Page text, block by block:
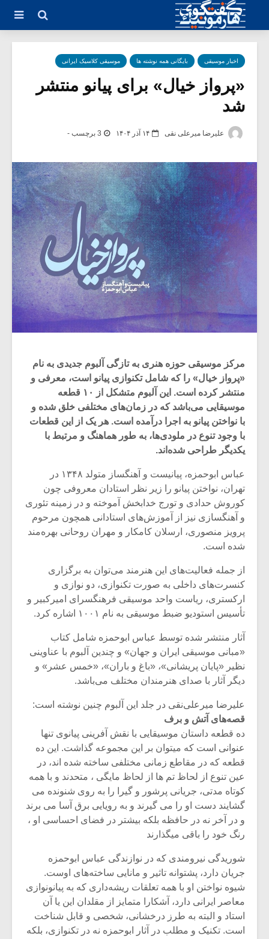
اخبار موسیقی بایگانی همه نوشته ها موسیقی کلاسیک ایرانی
«پرواز خیال» برای پیانو منتشر
شد
علیرضا میرعلی نقی ۱۴ آذر ۱۴۰۴ 3 برچسب -
مرکز موسیقی حوزه هنری به تازگی آلبوم جدیدی به نام
«پرواز خیال» را که شامل تکنوازی پیانو است، معرفی و
منتشر کرده است. این آلبوم متشکل از ۱۰ قطعه
موسیقایی می‌باشد که در زمان‌های مختلفی خلق شده و
با نواختن پیانو به اجرا درآمده است. هر یک از این قطعات
با وجود تنوع در ملودی‌ها، به طور هماهنگ و مرتبط با
یکدیگر طراحی شده‌اند.
عباس ابوحمزه، پیانیست و آهنگساز متولد ۱۳۴۸ در
تهران، نواختن پیانو را زیر نظر استادان معروفی چون
کوروش حدادی و تورج خدابخش آموخته و در زمینه تئوری
و آهنگسازی نیز از آموزش‌های استادانی همچون مرحوم
پرویز منصوری، ارسلان کامکار و مهران روحانی بهره‌مند
شده است.
از جمله فعالیت‌های این هنرمند می‌توان به برگزاری
کنسرت‌های داخلی به صورت تکنوازی، دو نوازی و
ارکستری، ریاست واحد موسیقی فرهنگسرای امیرکبیر و
تأسیس استودیو ضبط موسیقی به نام ۱۰۰۱ اشاره کرد.
آثار منتشر شده توسط عباس ابوحمزه شامل کتاب
«مبانی موسیقی ایران و جهان» و چندین آلبوم با عناوینی
نظیر «پایان پریشانی»، «باغ و باران»، «خمس عشر» و
دیگر آثار با صدای هنرمندان مختلف می‌باشد.
علیرضا میرعلی‌نقی در جلد این آلبوم چنین نوشته است:
قصه‌های آتش و برف
ده قطعه داستان موسیقایی با نقش آفرینی پیانوی تنها
عنوانی است که میتوان بر این مجموعه گذاشت. این ده
قطعه که در مقاطع زمانی مختلفی ساخته شده اند، در
عین تنوع از لحاظ تم ها از لحاظ مایگی ، متحدند و با همه
کوتاه مدتی، جریانی پرشور و گیرا را به روی شنونده می
گشایند دست او را می گیرند و به رویایی برق آسا می برند
و در آخر نه در حافظه بلکه بیشتر در فضای احساسی او ،
رنگ خود را باقی میگذارند
شوریدگی نیرومندی که در نوازندگی عباس ابوحمزه
جریان دارد، پشتوانه تاثیر و مانایی ساخته‌های اوست.
شیوه نواختن او با همه تعلقات ریشه‌داری که به پیانونوازی
معاصر ایرانی دارد، آشکارا متمایز از مقلدان این یا آن
استاد و البته به طرز درخشانی، شخصی و قابل شناخت
است. تکنیک و مطلب در آثار ابوحمزه نه در تکنوازی، بلکه
میکلوش روژا
یادداشتی بر موسیقی
متن فیلم «متری
شیش و نیم»
مشهورترین باشی،
بدنام ترین باش
موسیقی
موسیقی
برگزار